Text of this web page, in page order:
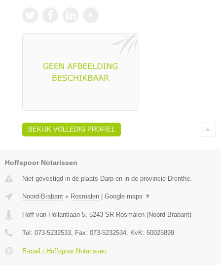
BEKIJK VOLLEDIG PROFIEL
Hoffspoor Notarissen
Niet gevestigd in de plaats Darp en in de provincie Drenthe.
Noord-Brabant » Rosmalen Google maps ▼
Hoff van Hollantlaan 5, 5243 SR Rosmalen (Noord-Brabant)
Tel: 073-5232533, Fax: 073-5232534, KvK: 50025899
E-mail › Hoffspoor Notarissen